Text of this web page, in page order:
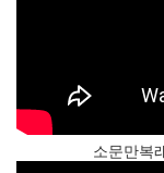
소문만복